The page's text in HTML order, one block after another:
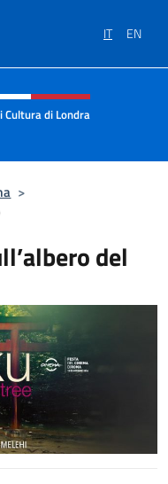
IT EN
e menù
di Londra
>
del